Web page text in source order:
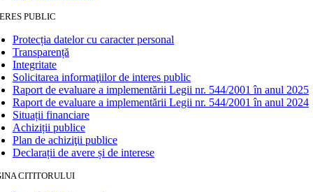
PUBLIC
Protecția datelor cu caracter personal
Transparență
Integritate
Solicitarea informaţiilor de interes public
Raport de evaluare a implementării Legii nr. 544/2001 în anul 2025
Raport de evaluare a implementării Legii nr. 544/2001 în anul 2024
Situații financiare
Achiziții publice
Plan de achiziţii publice
Declarații de avere și de interese
CITITORULUI